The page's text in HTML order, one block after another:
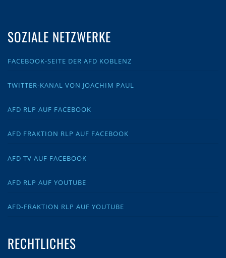
SOZIALE NETZWERKE
FACEBOOK-SEITE DER AFD KOBLENZ
TWITTER-KANAL VON JOACHIM PAUL
AFD RLP AUF FACEBOOK
AFD FRAKTION RLP AUF FACEBOOK
AFD TV AUF FACEBOOK
AFD RLP AUF YOUTUBE
AFD-FRAKTION RLP AUF YOUTUBE
RECHTLICHES